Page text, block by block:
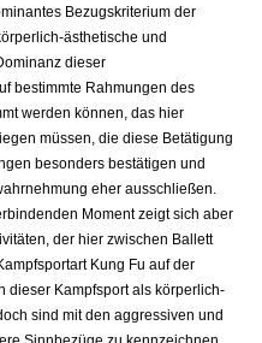
Bezugskriterium der
ästhetische und
dieser
bestimmte Rahmungen des
werden können, das hier
müssen, die diese Betätigung
besonders bestätigen und
eher ausschließen.
Moment zeigt sich aber
der hier zwischen Ballett
Kung Fu auf der
dieser Kampfsport als körperlich-
sind mit den aggressiven und